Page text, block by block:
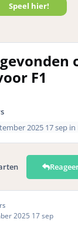
Speel hier!
F1
2025 17 sep in
2025 17 sep